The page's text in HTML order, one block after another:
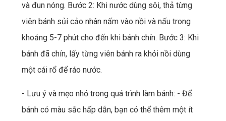
và đun nóng. Bước 2: Khi nước dùng sôi, thả từng
viên bánh sủi cảo nhân nấm vào nồi và nấu trong
khoảng 5-7 phút cho đến khi bánh chín. Bước 3: Khi
bánh đã chín, lấy từng viên bánh ra khỏi nồi dùng
một cái rổ để ráo nước.
- Lưu ý và mẹo nhỏ trong quá trình làm bánh: - Để
bánh có màu sắc hấp dẫn, bạn có thể thêm một ít